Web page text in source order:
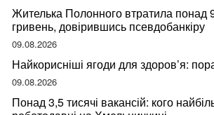
Жителька Полонного втратила понад
гривень, довірившись псевдобанкіру
09.08.2026
Найкорисніші ягоди для здоров’я:
09.08.2026
Понад 3,5 тисячі вакансій: кого